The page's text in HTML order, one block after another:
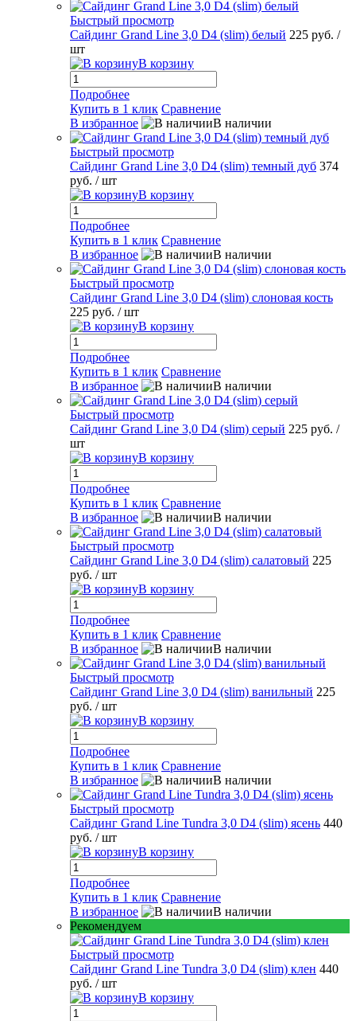
Быстрый просмотр
Сайдинг Grand Line 3,0 D4 (slim) белый 225 руб. /
шт
В корзину
Подробнее
Купить в 1 клик Сравнение
В избранное
В наличии
Быстрый просмотр
Сайдинг Grand Line 3,0 D4 (slim) темный дуб 374
руб. / шт
В корзину
Подробнее
Купить в 1 клик Сравнение
В избранное
В наличии
Быстрый просмотр
Сайдинг Grand Line 3,0 D4 (slim) слоновая кость
225 руб. / шт
В корзину
Подробнее
Купить в 1 клик Сравнение
В избранное
В наличии
Быстрый просмотр
Сайдинг Grand Line 3,0 D4 (slim) серый 225 руб. /
шт
В корзину
Подробнее
Купить в 1 клик Сравнение
В избранное
В наличии
Быстрый просмотр
Сайдинг Grand Line 3,0 D4 (slim) салатовый 225
руб. / шт
В корзину
Подробнее
Купить в 1 клик Сравнение
В избранное
В наличии
Быстрый просмотр
Сайдинг Grand Line 3,0 D4 (slim) ванильный 225
руб. / шт
В корзину
Подробнее
Купить в 1 клик Сравнение
В избранное
В наличии
Быстрый просмотр
Сайдинг Grand Line Tundra 3,0 D4 (slim) ясень 440
руб. / шт
В корзину
Подробнее
Купить в 1 клик Сравнение
В избранное
В наличии
Рекомендуем
Быстрый просмотр
Сайдинг Grand Line Tundra 3,0 D4 (slim) клен 440
руб. / шт
В корзину